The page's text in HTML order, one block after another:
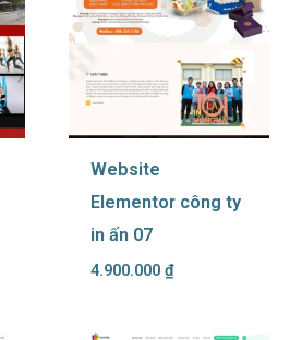
Website
Elementor công ty
in ấn 07
4.900.000 ₫